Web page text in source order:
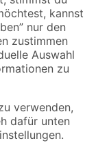
sind unter
beziehen